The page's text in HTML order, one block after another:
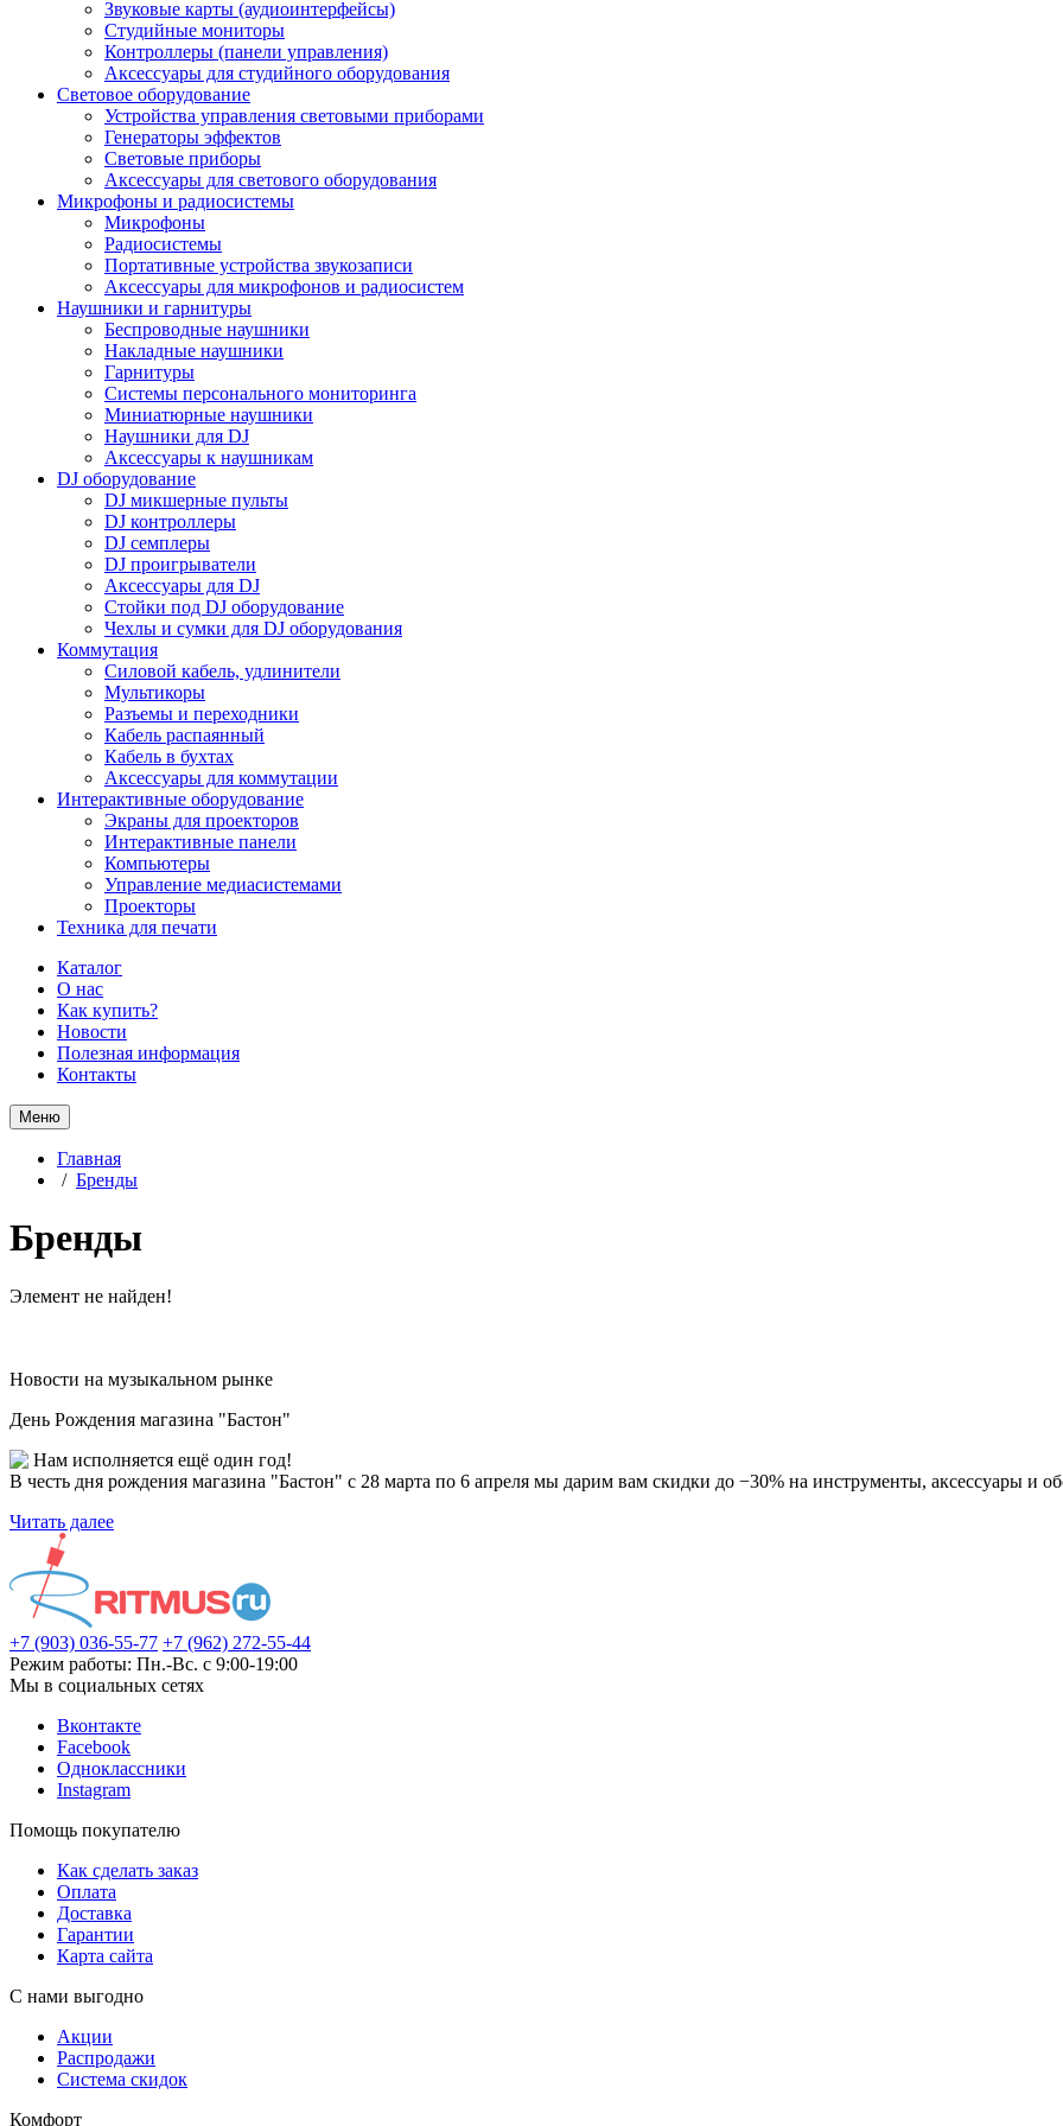
Звуковые карты (аудиоинтерфейсы)
Студийные мониторы
Контроллеры (панели управления)
Аксессуары для студийного оборудования
Световое оборудование
Устройства управления световыми приборами
Генераторы эффектов
Световые приборы
Аксессуары для светового оборудования
Микрофоны и радиосистемы
Микрофоны
Радиосистемы
Портативные устройства звукозаписи
Аксессуары для микрофонов и радиосистем
Наушники и гарнитуры
Беспроводные наушники
Накладные наушники
Гарнитуры
Системы персонального мониторинга
Миниатюрные наушники
Наушники для DJ
Аксессуары к наушникам
DJ оборудование
DJ микшерные пульты
DJ контроллеры
DJ семплеры
DJ проигрыватели
Аксессуары для DJ
Стойки под DJ оборудование
Чехлы и сумки для DJ оборудования
Коммутация
Силовой кабель, удлинители
Мультикоры
Разъемы и переходники
Кабель распаянный
Кабель в бухтах
Аксессуары для коммутации
Интерактивные оборудование
Экраны для проекторов
Интерактивные панели
Компьютеры
Управление медиасистемами
Проекторы
Техника для печати
Каталог
О нас
Как купить?
Новости
Полезная информация
Контакты
Меню
Главная
/ Бренды
Бренды
Элемент не найден!
Новости на музыкальном рынке
День Рождения магазина "Бастон"
Нам исполняется ещё один год!
В честь дня рождения магазина "Бастон" с 28 марта по 6 апреля мы дарим вам скидки до −30% на инструменты, аксессуары и
Читать далее
+7 (903) 036-55-77 +7 (962) 272-55-44
Режим работы: Пн.-Вс. с 9:00-19:00
Мы в социальных сетях
Вконтакте
Facebook
Одноклассники
Instagram
Помощь покупателю
Как сделать заказ
Оплата
Доставка
Гарантии
Карта сайта
С нами выгодно
Акции
Распродажи
Система скидок
Комфорт